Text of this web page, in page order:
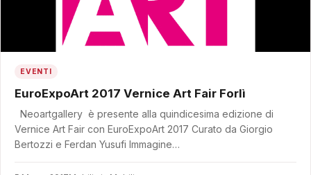
EVENTI
EuroExpoArt 2017 Vernice Art Fair Forlì
Neoartgallery è presente alla quindicesima edizione di
Vernice Art Fair con EuroExpoArt 2017 Curato da Giorgio
Bertozzi e Ferdan Yusufi Immagine…